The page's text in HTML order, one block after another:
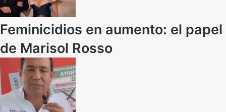
Feminicidios en aumento: el papel
de Marisol Rosso